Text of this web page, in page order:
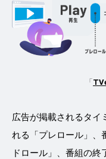
「
広告が掲載されるタイ
れる「プレロール」、
ドロール」、番組の